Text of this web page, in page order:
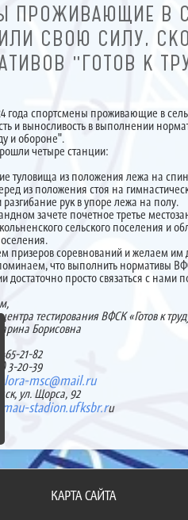
ПРОЖИВАЮЩИЕ В
СВОЮ СИЛУ,
"ГОТОВ К
года спортсмены проживающие в
и выносливость в выполнении
и обороне".
четыре станции:
туловища из положения лежа на
из положения стоя на
разгибание рук в упоре лежа на полу.
зачете почетное третье место
сельского поселения и
призеров соревнований и желаем
что выполнить нормативы
достаточно просто связаться с нами
тестирования ВФСК «Готов к
Борисовна
465-21-82
3-20-39
belora-msc@mail.ru
ул. Щорса, 92
mau-stadion.ufksbr.ru
КАРТА САЙТА